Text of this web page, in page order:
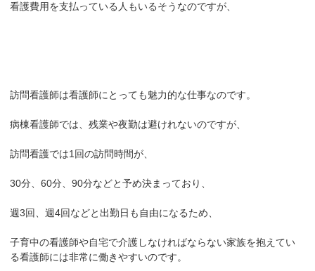
看護費用を支払っている人もいるそうなのですが、
訪問看護師は看護師にとっても魅力的な仕事なのです。
病棟看護師では、残業や夜勤は避けれないのですが、
訪問看護では1回の訪問時間が、
30分、60分、90分などと予め決まっており、
週3回、週4回などと出勤日も自由になるため、
子育中の看護師や自宅で介護しなければならない家族を抱えてい
る看護師には非常に働きやすいのです。